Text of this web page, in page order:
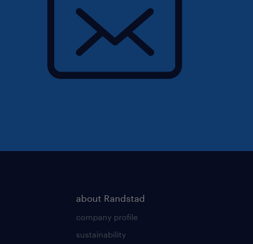
about Randstad
company profile
sustainability